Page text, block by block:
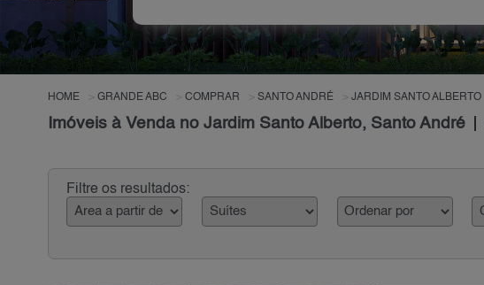
HOME GRANDE ABC COMPRAR SANTO ANDRÉ JARDIM SANTO ALBERTO
Imóveis à Venda no Jardim Santo Alberto, Santo André
Filtre os resultados: